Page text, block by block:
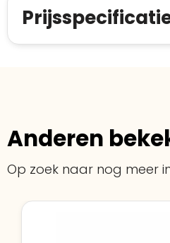
Anderen
Op zoek naar nog meer